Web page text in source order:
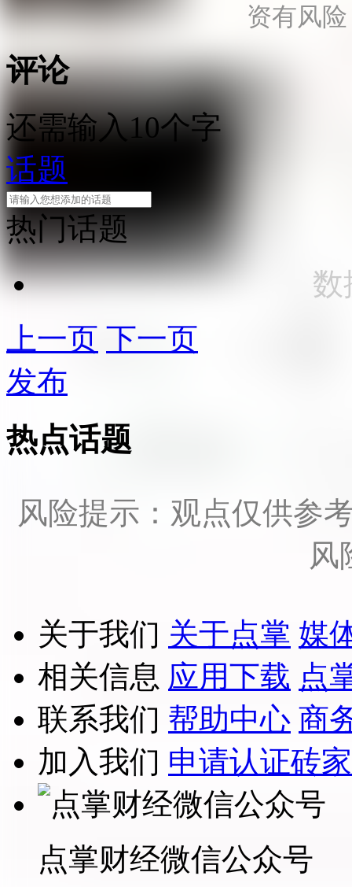
资有风
评论
还需输入10个字
话题
热门话题
数
上一页 下一页
发布
热点话题
风险提示：观点仅供参
风
关于我们 关于点掌 媒
相关信息 应用下载 点
联系我们 帮助中心 商
加入我们 申请认证砖家
点掌财经微信公众号